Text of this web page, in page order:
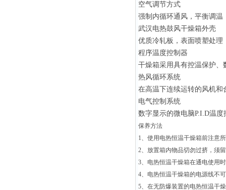
空气调节方式
强制内循环通风，平衡调温
武汉电热鼓风干燥箱外壳
优质冷轧板，表面喷塑处理
程序温度控制器
干燥箱采用具有控温保护
热风循环系统
在高温下连续运转的风机
电气控制系统
数字显示的微电脑P.I.D温
保养方法
1、使用电热恒温干燥箱前注意
2、放置箱内物品切勿过挤，须
3、电热恒温干燥箱在通电使用
4、电热恒温干燥箱的电源线不
5、在无防爆装置的电热恒温干